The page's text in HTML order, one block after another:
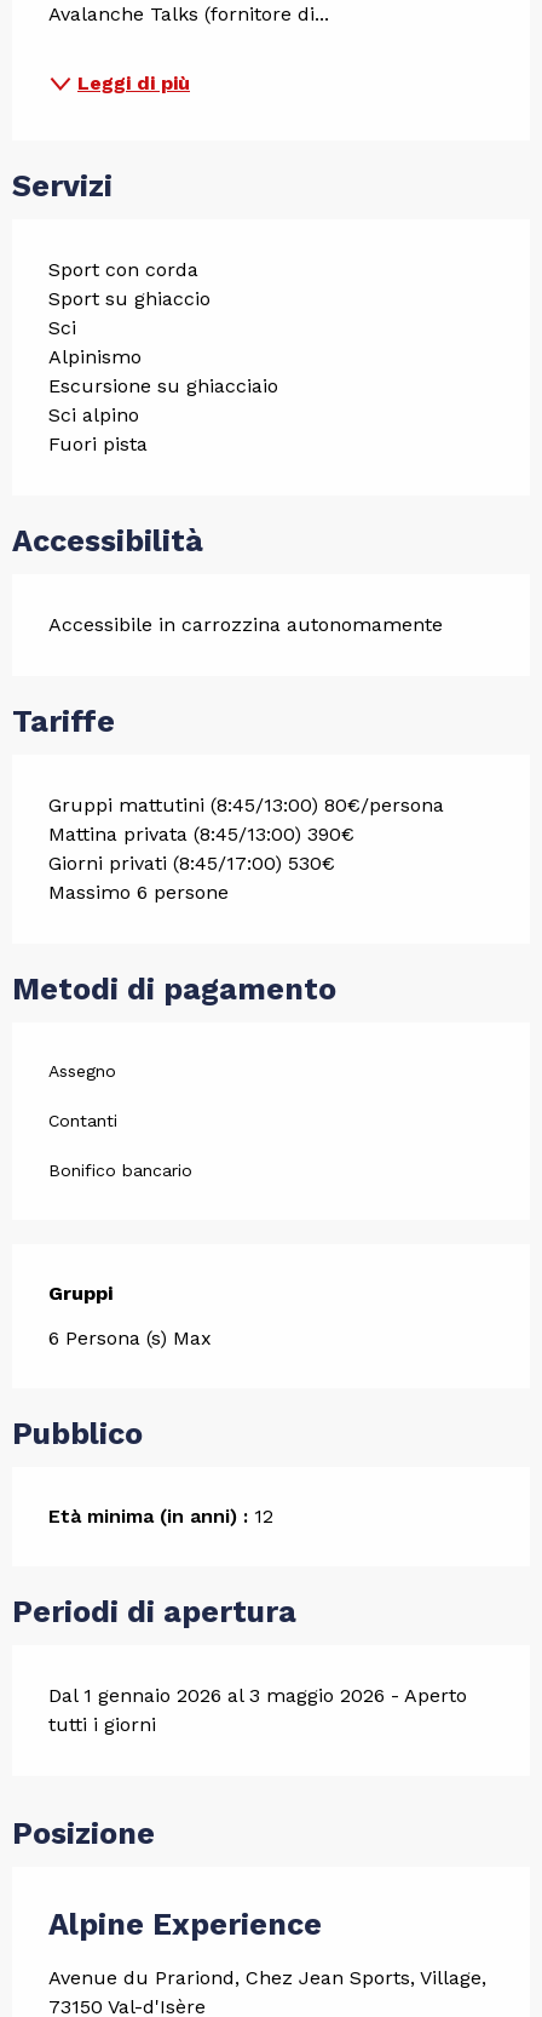
Avalanche Talks (fornitore di...
Leggi di più
Servizi
Sport con corda
Sport su ghiaccio
Sci
Alpinismo
Escursione su ghiacciaio
Sci alpino
Fuori pista
Accessibilità
Accessibile in carrozzina autonomamente
Tariffe
Gruppi mattutini (8:45/13:00) 80€/persona
Mattina privata (8:45/13:00) 390€
Giorni privati (8:45/17:00) 530€
Massimo 6 persone
Metodi di pagamento
Assegno
Contanti
Bonifico bancario
Gruppi
Gruppi
6 Persona (s) Max
Pubblico
Età minima (in anni) : 12
Periodi di apertura
Dal 1 gennaio 2026 al 3 maggio 2026 - Aperto
tutti i giorni
Posizione
Alpine Experience
Avenue du Prariond, Chez Jean Sports, Village,
73150 Val-d'Isère